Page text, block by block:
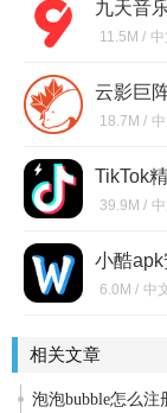
九天音
11.5M /
云影巨
18.7M /
TikTok
正版
39.9M /
小酷
6.0M / 中
相关文章
泡泡bubble怎么注